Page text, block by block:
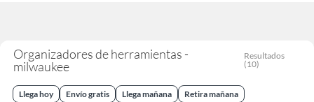
Organizadores de herramientas -
milwaukee
Resultados
(10)
Llega hoy Envío gratis Llega mañana Retira mañana